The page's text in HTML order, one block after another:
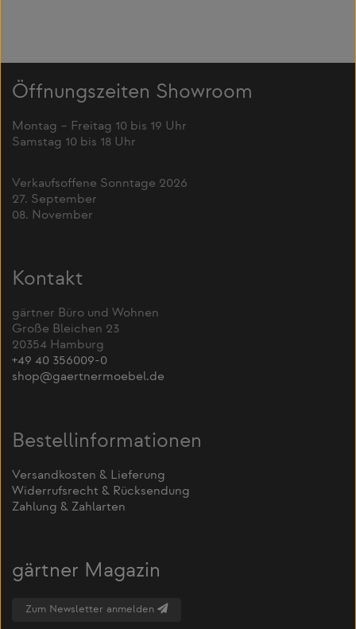
Öffnungszeiten Showroom
Montag – Freitag 10 bis 19 Uhr
Samstag 10 bis 18 Uhr
Verkaufsoffene Sonntage 2026
27. September
08. November
Kontakt
gärtner Büro und Wohnen
Große Bleichen 23
20354 Hamburg
+49 40 356009-0
shop@gaertnermoebel.de
Bestellinformationen
Versandkosten & Lieferung
Widerrufsrecht & Rücksendung
Zahlung & Zahlarten
gärtner Magazin
Zum Newsletter anmelden